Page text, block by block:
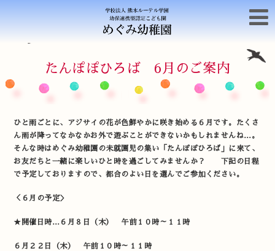
たんぽぽひろば 6月のご案内
ひと雨ごとに、アジサイの花が色鮮やかに咲き始める６月です。たくさ
ん雨が降ってなかなかお外で遊ぶことができないかもしれませんね…。
そんな時はめぐみ幼稚園の未就園児の集い「たんぽぽひろば」に来て、
お友だちと一緒に楽しいひと時を過ごしてみませんか？ 下記の日程
で予定しておりますので、都合のよい日を選んでご参加ください。
＜６月の予定＞
★開催日時…６月８日（木） 午前１０時～１１時
６月２２日（木） 午前１０時～１１時